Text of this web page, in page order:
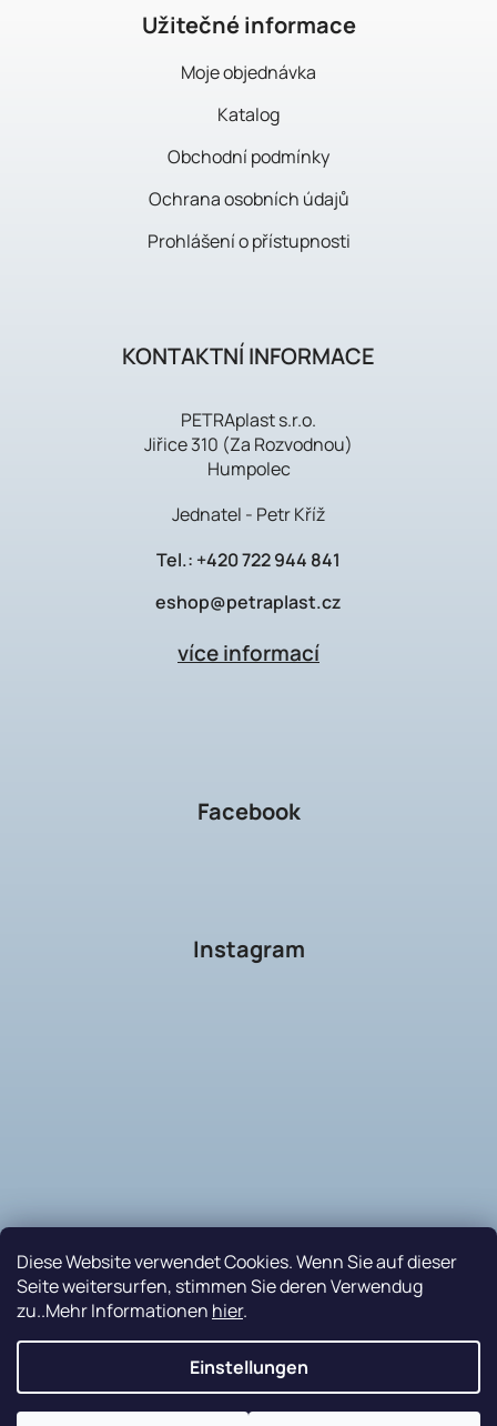
Diese Website verwendet Cookies. Wenn Sie auf dieser
Seite weitersurfen, stimmen Sie deren Verwendug
zu..Mehr Informationen hier.
Einstellungen
Užitečné informace
Moje objednávka
Katalog
Obchodní podmínky
Ochrana osobních údajů
Prohlášení o přístupnosti
KONTAKTNÍ INFORMACE
PETRAplast s.r.o.
Jiřice 310 (Za Rozvodnou)
Humpolec
Jednatel - Petr Kříž
Tel.: +420 722 944 841
eshop@petraplast.cz
více informací
Facebook
Instagram
Auf Instagram folgen
NakódovaloRemedio Digital| Erstellt von Shoptet